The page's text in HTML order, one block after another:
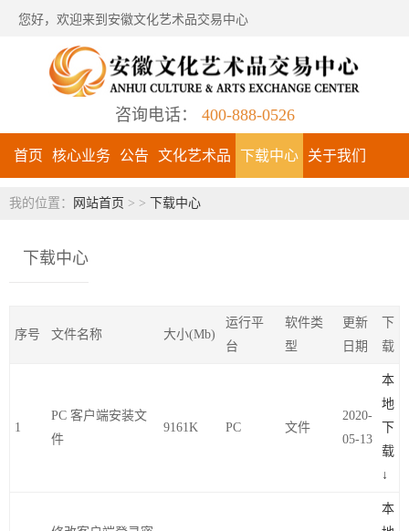
您好，欢迎来到安徽文化艺术品交易中心
咨询电话： 400-888-0526
首页 核心业务 公告 文化艺术品 下载中心 关于我们
我的位置： 网站首页 > > 下载中心
下载中心
序号 文件名称 大小(Mb)
运行平
台
软件类
型
更新
日期
下
载
1
PC 客户端安装文
件
9161K PC 文件
2020-
05-13
本
地
下
载
↓
本